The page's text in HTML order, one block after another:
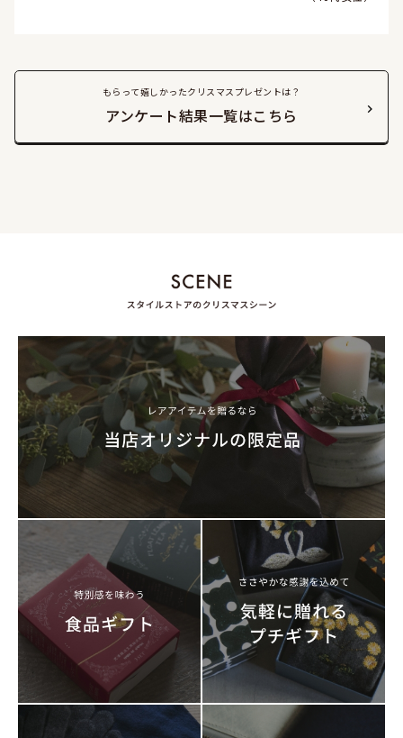
もらって嬉しかったクリスマスプレゼントは？
アンケート結果一覧はこちら